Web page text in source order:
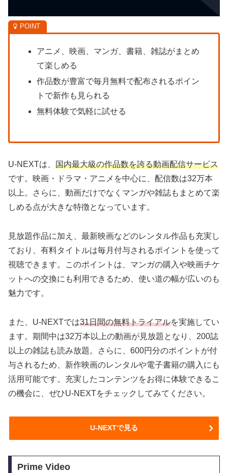
アニメ、映画、マンガ、書籍、雑誌がまとめ
て楽しめる
作品数が豊富で毎月無料で配布されるポイン
トで新作も見られる
無料体験で気軽に試せる
U-NEXTは、 国内最大級の作品数を誇る動画配信サービス
です。映画・ドラマ・アニメを中心に、配信数は32万本
以上。さらに、動画だけでなくマンガや雑誌もまとめて楽
しめる点が大きな特徴となっています。
見放題作品に加え、最新映画などのレンタル作品も充実し
ており、有料タイトルは毎月付与されるポイントを使って
視聴できます。このポイントは、マンガの購入や映画チケ
ットへの交換にも利用できるため、使い道の幅が広いのも
魅力です。
また、U-NEXTでは31日間の無料トライアルを実施してい
ます。期間中は32万本以上の動画が見放題となり、200誌
以上の雑誌も読み放題。さらに、600円分のポイントが付
与されるため、新作映画のレンタルや電子書籍の購入にも
活用可能です。充実したコンテンツをお得に体験できるこ
の機会に、ぜひU-NEXTをチェックしてみてください。
U-NEXTで見る
Prime Video